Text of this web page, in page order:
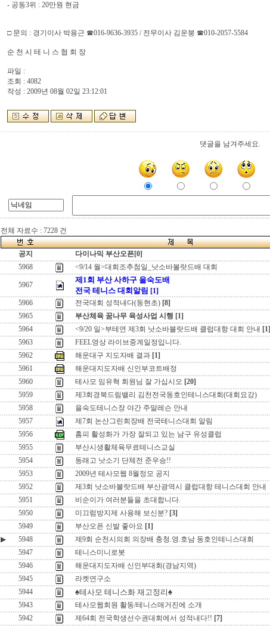
- 공동3위 : 20만원 현금
□ 문의 : 경기이사 박용근 ☎016-9636-3935 / 전무이사 김운붕 ☎010-2057-5584
순 천 시 테 니 스 협 회 장
파일 :
조회 : 4082
작성 : 2009년 08월 02일 23:12:01
댓글을 남겨주세요.
전체 자료수 : 7228 건
공지 다이나믹 부산오픈[0]
5968
<9/14 월>대회조추첨일_낫소바볼랏드배 대회
5967
제1회 부산 사하구 을숙도배
전국 테니스 대회알림 [1]
5966 전국대회 성적내다(동현초) [8]
5965
부산체육 꿈나무 육성사업 시행 [1]
5964
<9/20 일>부테연 제3회 낫소바블랏드배 클럽대항 대회 안내 [1]
5963
FEEL영상 라이브중계일정입니다.
5962
해운대구 지도자배 결과 [1]
5961
해운대지도자배 신인부코트배정
5960
테사모 임유혁 회원님 잘 가십시오 [20]
5959
제3회경북드림밸리 김천전국동호인테니스대회(대회요강)
5958
을숙도테니스장 야간 주말레슨 안내
5957
제7회 논산그린회장배 전국테니스대회 알림
5956
홈피 활성화가 가장 잘되고 있는 남구 유성클럽
5955
부산시생활체육무료테니스교실
5954
동래고 낫소기 단체전 준우승!!
5953
2009년 테사모웹 8월정모 공지
5952
제3회 낫소바볼랏드배 부산광역시 클럽대항 테니스대회 안내
5951
비순이가 여러분들을 초대합니다.
5950
미끄럼방지제 사용해 보신분? [3]
5949
부산오픈 신발 좋아요 [1]
▶
5948 제9회 순천시의회 의장배 충청.영.호남 동호인테니스대회
5947
테니스미니로봇
5946
해운대지도자배 신인부대회(경남지역)
5945
라켓연구소
5944
♠테사모 테니스화 재고정리♠
5943
테사모웹회원 활동/테니스매거진에 소개
5942
제64회 전국학생선수권대회에서 성적내다!! [7]